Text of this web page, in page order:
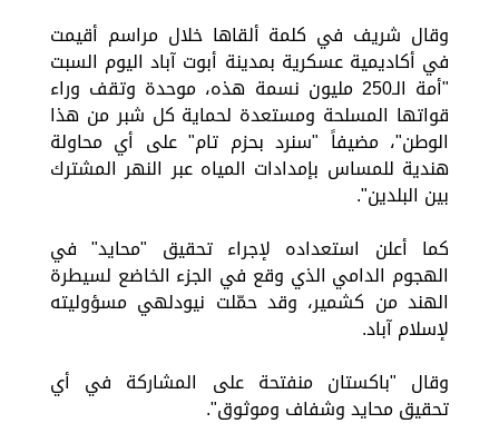
وقال شريف في كلمة ألقاها خلال مراسم أقيمت
في أكاديمية عسكرية بمدينة أبوت آباد اليوم السبت
"أمة الـ250 مليون نسمة هذه، موحدة وتقف وراء
قواتها المسلحة ومستعدة لحماية كل شبر من هذا
الوطن"، مضيفاً "سنرد بحزم تام" على أي محاولة
هندية للمساس بإمدادات المياه عبر النهر المشترك
بين البلدين".
كما أعلن استعداده لإجراء تحقيق "محايد" في
الهجوم الدامي الذي وقع في الجزء الخاضع لسيطرة
الهند من كشمير، وقد حمّلت نيودلهي مسؤوليته
لإسلام آباد.
وقال "باكستان منفتحة على المشاركة في أي
تحقيق محايد وشفاف وموثوق".